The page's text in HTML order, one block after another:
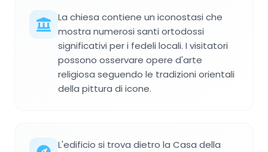
La chiesa contiene un iconostasi che
mostra numerosi santi ortodossi
significativi per i fedeli locali. I visitatori
possono osservare opere d'arte
religiosa seguendo le tradizioni orientali
della pittura di icone.
L'edificio si trova dietro la Casa della